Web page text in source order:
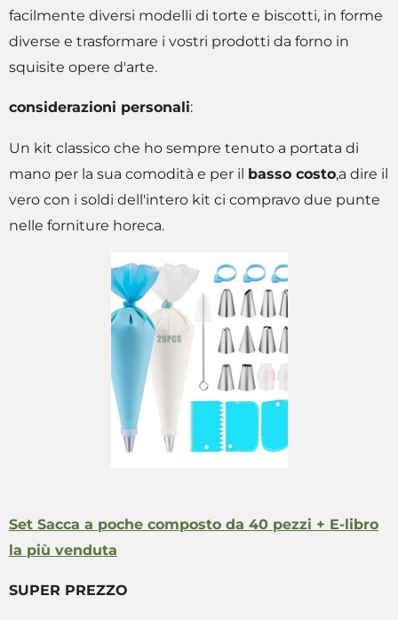
facilmente diversi modelli di torte e biscotti, in forme
diverse e trasformare i vostri prodotti da forno in
squisite opere d'arte.
considerazioni personali:
Un kit classico che ho sempre tenuto a portata di
mano per la sua comodità e per il basso costo,a dire il
vero con i soldi dell'intero kit ci compravo due punte
nelle forniture horeca.
Set Sacca a poche composto da 40 pezzi + E-libro
la più venduta
SUPER PREZZO